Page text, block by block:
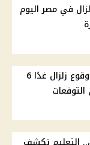
في مصر اليوم
البحوث الفلكية تحسم مزاعم وقوع زلزال غدًا 6